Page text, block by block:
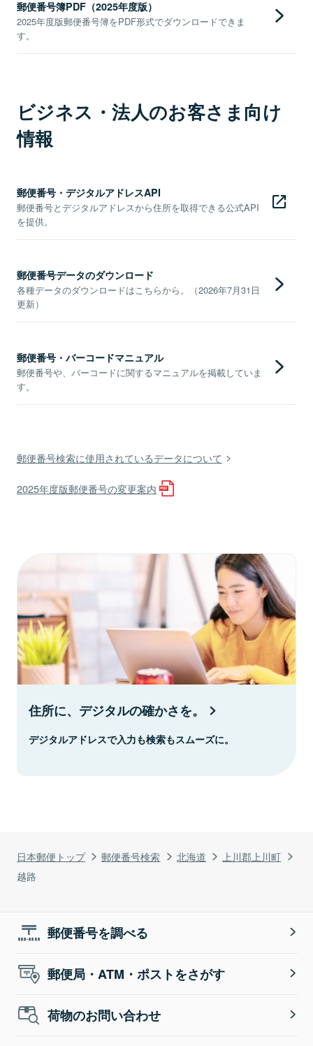
日本郵便トップ 郵便番号検索 北海道
上川郡上川町
越路
郵便番号簿PDF（2025年度版）
2025年度版郵便番号簿をPDF形式でダウンロードできま
す。
ビジネス・法人のお客さま向け
情報
郵便番号・デジタルアドレスAPI
郵便番号とデジタルアドレスから住所を取得できる公式API
を提供。
郵便番号データのダウンロード
各種データのダウンロードはこちらから。（2026年7月31日
更新）
郵便番号・バーコードマニュアル
郵便番号や、バーコードに関するマニュアルを掲載していま
す。
郵便番号検索に使用されているデータについて
2025年度版郵便番号の変更案内
住所に、デジタルの確かさを。
デジタルアドレスで入力も検索もスムーズに。
郵便番号を調べる
郵便局・ATM・ポストをさがす
荷物のお問い合わせ